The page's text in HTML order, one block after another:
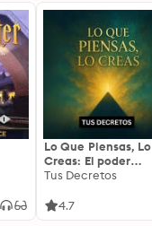
Lo Que Piensas, Lo
Creas: El poder
invisible de tus
tu energía para
Tus Decretos
4.7